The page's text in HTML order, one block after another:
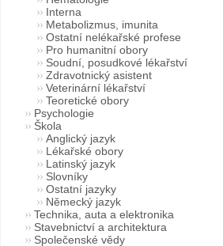
Interna
Metabolizmus, imunita
Ostatní nelékařské profese
Pro humanitní obory
Soudní, posudkové lékařství
Zdravotnický asistent
Veterinární lékařství
Teoretické obory
Psychologie
Škola
Anglický jazyk
Lékařské obory
Latinský jazyk
Slovníky
Ostatní jazyky
Německý jazyk
Technika, auta a elektronika
Stavebnictví a architektura
Společenské vědy